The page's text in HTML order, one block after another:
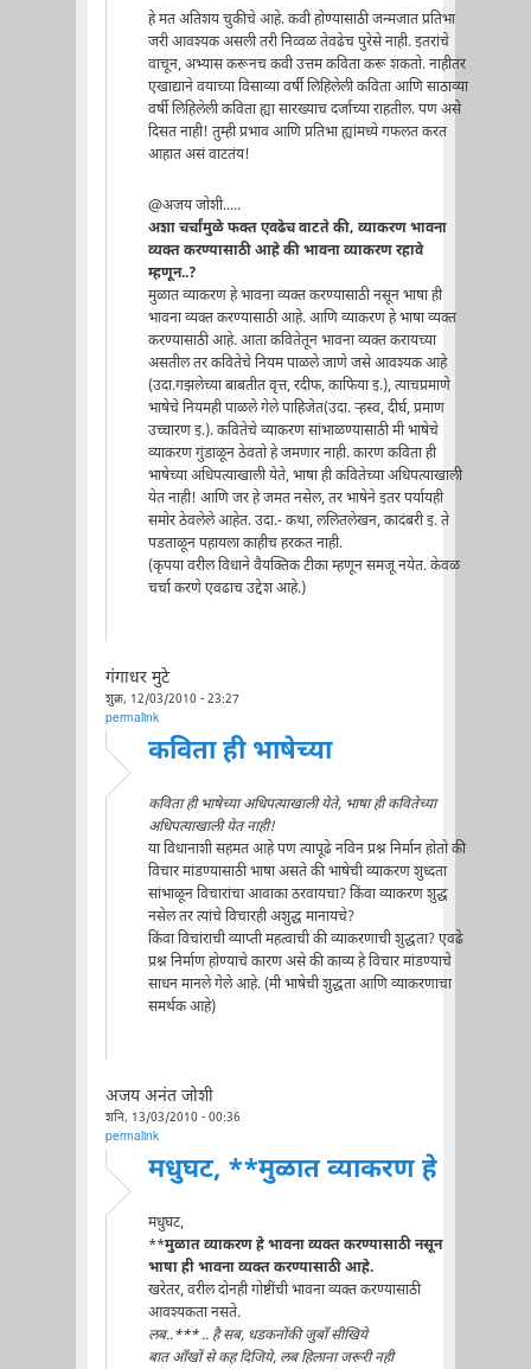
हे मत अतिशय चुकीचे आहे. कवी होण्यासाठी जन्मजात प्रतिभा
जरी आवश्यक असली तरी निव्वळ तेवढेच पुरेसे नाही. इतरांचे
वाचून, अभ्यास करूनच कवी उत्तम कविता करू शकतो. नाहीतर
एखाद्याने वयाच्या विसाव्या वर्षी लिहिलेली कविता आणि साठाव्या
वर्षी लिहिलेली कविता ह्या सारख्याच दर्जाच्या राहतील. पण असे
दिसत नाही! तुम्ही प्रभाव आणि प्रतिभा ह्यांमध्ये गफलत करत
आहात असं वाटतंय!
@अजय जोशी.....
अशा चर्चांमुळे फक्त एवढेच वाटते की, व्याकरण भावना
व्यक्त करण्यासाठी आहे की भावना व्याकरण रहावे
म्हणून..?
मुळात व्याकरण हे भावना व्यक्त करण्यासाठी नसून भाषा ही
भावना व्यक्त करण्यासाठी आहे. आणि व्याकरण हे भाषा व्यक्त
करण्यासाठी आहे. आता कवितेतून भावना व्यक्त करायच्या
असतील तर कवितेचे नियम पाळले जाणे जसे आवश्यक आहे
(उदा.गझलेच्या बाबतीत वृत्त, रदीफ, काफिया इ.), त्याचप्रमाणे
भाषेचे नियमही पाळले गेले पाहिजेत(उदा. र्‍हस्व, दीर्घ, प्रमाण
उच्चारण इ.). कवितेचे व्याकरण सांभाळण्यासाठी मी भाषेचे
व्याकरण गुंडाळून ठेवतो हे जमणार नाही. कारण कविता ही
भाषेच्या अधिपत्याखाली येते, भाषा ही कवितेच्या अधिपत्याखाली
येत नाही! आणि जर हे जमत नसेल, तर भाषेने इतर पर्यायही
समोर ठेवलेले आहेत. उदा.- कथा, ललितलेखन, कादंबरी इ. ते
पडताळून पहायला काहीच हरकत नाही.
(कृपया वरील विधाने वैयक्तिक टीका म्हणून समजू नयेत. केवळ
चर्चा करणे एवढाच उद्देश आहे.)
गंगाधर मुटे
शुक्र, 12/03/2010 - 23:27
permalink
कविता ही भाषेच्या
कविता ही भाषेच्या अधिपत्याखाली येते, भाषा ही कवितेच्या
अधिपत्याखाली येत नाही!
या विधानाशी सहमत आहे पण त्यापूढे नविन प्रश्न निर्मान होतो की
विचार मांडण्यासाठी भाषा असते की भाषेची व्याकरण शुध्दता
सांभाळून विचारांचा आवाका ठरवायचा? किंवा व्याकरण शुद्ध
नसेल तर त्यांचे विचारही अशुद्ध मानायचे?
किंवा विचांराची व्याप्ती महत्वाची की व्याकरणाची शुद्धता? एवढे
प्रश्न निर्माण होण्याचे कारण असे की काव्य हे विचार मांडण्याचे
साधन मानले गेले आहे. (मी भाषेची शुद्धता आणि व्याकरणाचा
समर्थक आहे)
अजय अनंत जोशी
शनि, 13/03/2010 - 00:36
permalink
मधुघट, **मुळात व्याकरण हे
मधुघट,
**मुळात व्याकरण हे भावना व्यक्त करण्यासाठी नसून
भाषा ही भावना व्यक्त करण्यासाठी आहे.
खरेतर, वरील दोनही गोष्टींची भावना व्यक्त करण्यासाठी
आवश्यकता नसते.
लब..*** .. है सब, धडकनोंकी जुबाँ सीखिये
बात आँखों से कह दिजिये, लब हिलाना जरूरी नही